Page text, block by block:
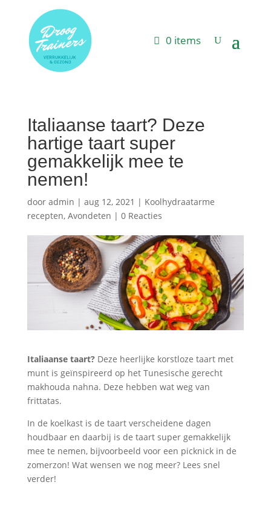
0 items
Italiaanse taart? Deze
hartige taart super
gemakkelijk mee te
nemen!
door admin | aug 12, 2021 | Koolhydraatarme
recepten, Avondeten | 0 Reacties
Italiaanse taart?Deze heerlijke korstloze taart met
munt is geïnspireerd op het Tunesische gerecht
makhouda nahna. Deze hebben wat weg van
frittatas.
In de koelkast is de taart verscheidene dagen
houdbaar en daarbij is de taart super gemakkelijk
mee te nemen, bijvoorbeeld voor een picknick in de
zomerzon! Wat wensen we nog meer? Lees snel
verder!